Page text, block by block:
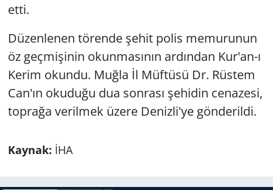
etti.
Düzenlenen törende şehit polis memurunun
öz geçmişinin okunmasının ardından Kur'an-ı
Kerim okundu. Muğla İl Müftüsü Dr. Rüstem
Can'ın okuduğu dua sonrası şehidin cenazesi,
toprağa verilmek üzere Denizli'ye gönderildi.
Kaynak: İHA